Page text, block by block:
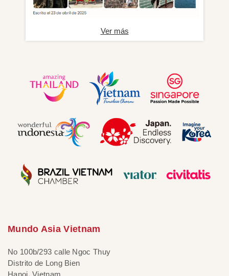
Ver más
Mundo Asia Vietnam
No 100b/293 calle Ngoc Thuy
Distrito de Long Bien
Hanoi, Vietnam